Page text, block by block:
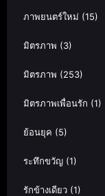
ภาพยนตร์ใหม่ (15)
มิตรภาพ (3)
มิตรภาพ (253)
มิตรภาพเพื่อนรัก (1)
ย้อนยุค (5)
ระทึกขวัญ (1)
รักข้างเดียว (1)